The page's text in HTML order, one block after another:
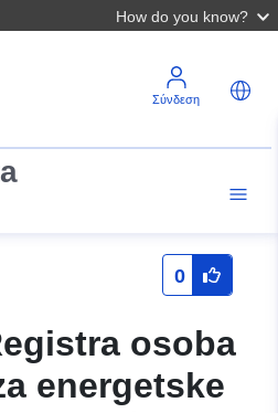
How do you know?
Σύνδεση
0
osoba
energetske